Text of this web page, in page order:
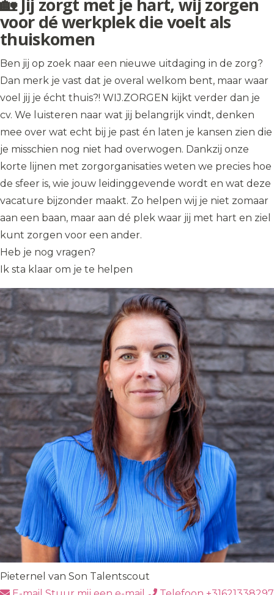
🏡 Jij zorgt met je hart, wij zorgen
voor dé werkplek die voelt als
thuiskomen
Ben jij op zoek naar een nieuwe uitdaging in de zorg?
Dan merk je vast dat je overal welkom bent, maar waar
voel jij je écht thuis?! WIJ.ZORGEN kijkt verder dan je
cv. We luisteren naar wat jij belangrijk vindt, denken
mee over wat echt bij je past én laten je kansen zien die
je misschien nog niet had overwogen. Dankzij onze
korte lijnen met zorgorganisaties weten we precies hoe
de sfeer is, wie jouw leidinggevende wordt en wat deze
vacature bijzonder maakt. Zo helpen wij je niet zomaar
aan een baan, maar aan dé plek waar jij met hart en ziel
kunt zorgen voor een ander.
Heb je nog vragen?
Ik sta klaar om je te helpen
Pieternel van Son Talentscout